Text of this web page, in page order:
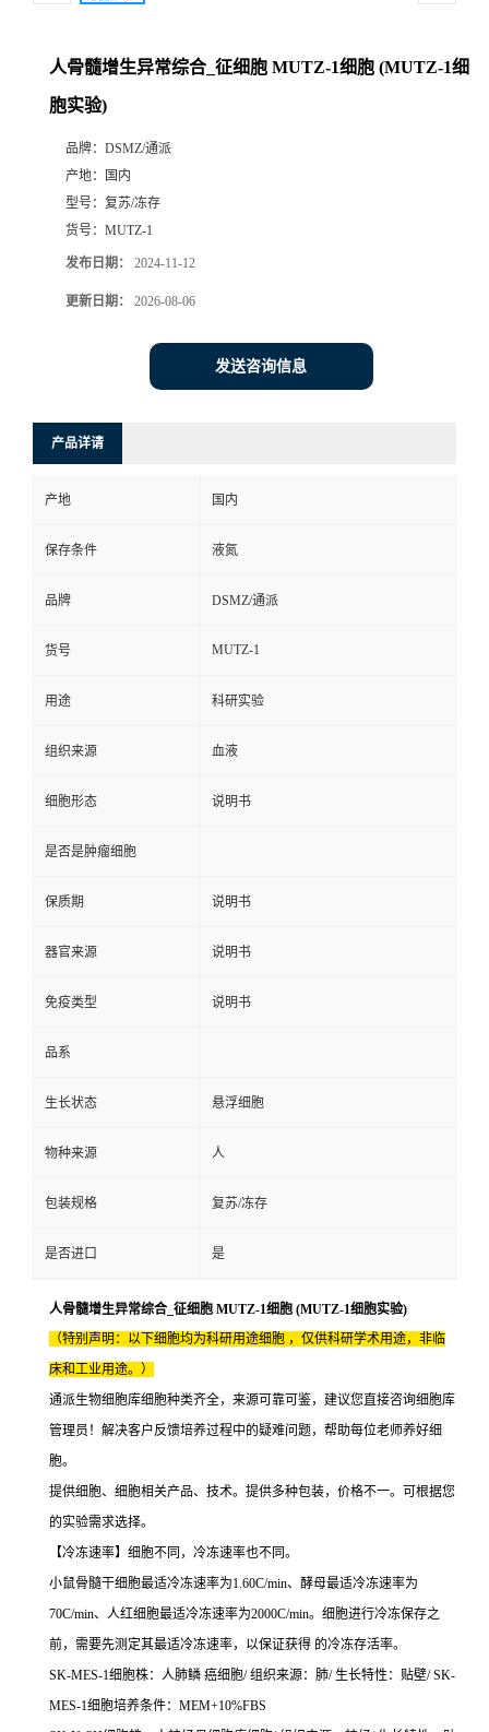
人骨髓增生异常综合_征细胞 MUTZ-1细胞 (MUTZ-1细
胞实验)
品牌： DSMZ/通派
产地：
国内
型号： 复苏/冻存
货号： MUTZ-1
发布日期： 2024-11-12
更新日期： 2026-08-06
发送咨询信息
产品详请
产地 国内
保存条件 液氮
品牌 DSMZ/通派
货号 MUTZ-1
用途 科研实验
组织来源 血液
细胞形态 说明书
是否是肿瘤细胞
保质期 说明书
器官来源 说明书
免疫类型 说明书
品系
生长状态 悬浮细胞
物种来源 人
包装规格 复苏/冻存
是否进口 是
人骨髓增生异常综合_征细胞 MUTZ-1细胞 (MUTZ-1细胞实验)
（特别声明：以下细胞均为科研用途细胞 ，仅供科研学术用途，非临
床和工业用途。）
通派生物细胞库细胞种类齐全，来源可靠可鉴，建议您直接咨询细胞库
管理员！解决客户反馈培养过程中的疑难问题，帮助每位老师养好细
胞。
提供细胞、细胞相关产品、技术。提供多种包装，价格不一。可根据您
的实验需求选择。
【冷冻速率】细胞不同，冷冻速率也不同。
小鼠骨髓干细胞最适冷冻速率为1.60C/min、酵母最适冷冻速率为
70C/min、人红细胞最适冷冻速率为2000C/min。细胞进行冷冻保存之
前，需要先测定其最适冷冻速率，以保证获得 的冷冻存活率。
SK-MES-1细胞株：人肺鳞 癌细胞/ 组织来源：肺/ 生长特性：贴壁/ SK-
MES-1细胞培养条件：MEM+10%FBS